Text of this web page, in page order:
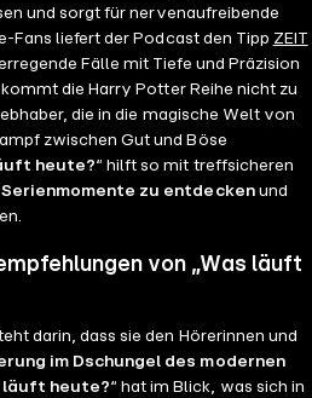
und sorgt für nervenaufreibende
Fans liefert der Podcast den Tipp ZEIT
Fälle mit Tiefe und Präzision
die Harry Potter Reihe nicht zu
die in die magische Welt von
zwischen Gut und Böse
heute?“ hilft so mit treffsicheren
zu entdeckenund
von „Was läuft
darin, dass sie den Hörerinnen und
im Dschungel des modernen
läuft heute?“ hat im Blick, was sich in